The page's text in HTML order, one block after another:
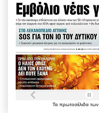
Τα πρωτοσέλιδα των